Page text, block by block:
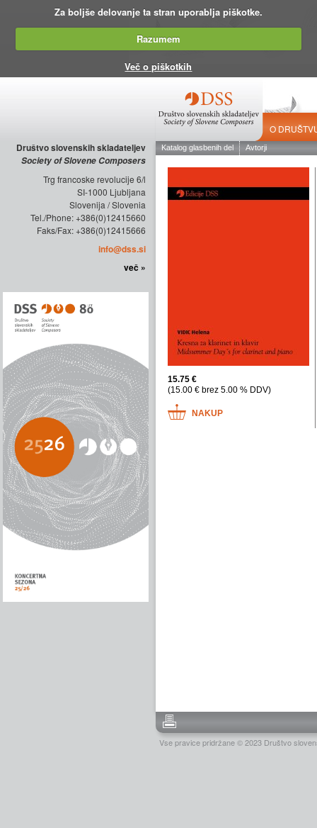
Za boljše delovanje ta stran uporablja piškotke.
Razumem
Več o piškotkih
Društvo slovenskih skladateljev
Society of Slovene Composers
Trg francoske revolucije 6/l
SI-1000 Ljubljana
Slovenija / Slovenia
Tel./Phone: +386(0)12415660
Faks/Fax: +386(0)12415666
info@dss.si
več »
O
Vse pravice pridržane © 2023 Društvo